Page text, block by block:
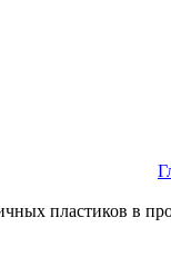
пластиков в